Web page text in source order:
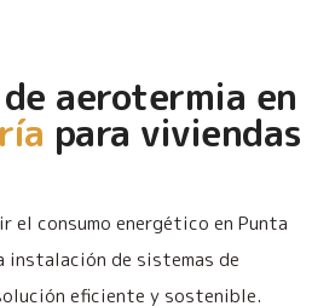
aerotermia en
para viviendas
el consumo energético en Punta
instalación de sistemas de
eficiente y sostenible.